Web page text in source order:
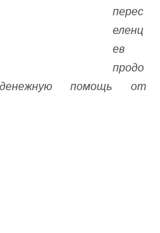
перес
еленц
ев
продо
помощь от